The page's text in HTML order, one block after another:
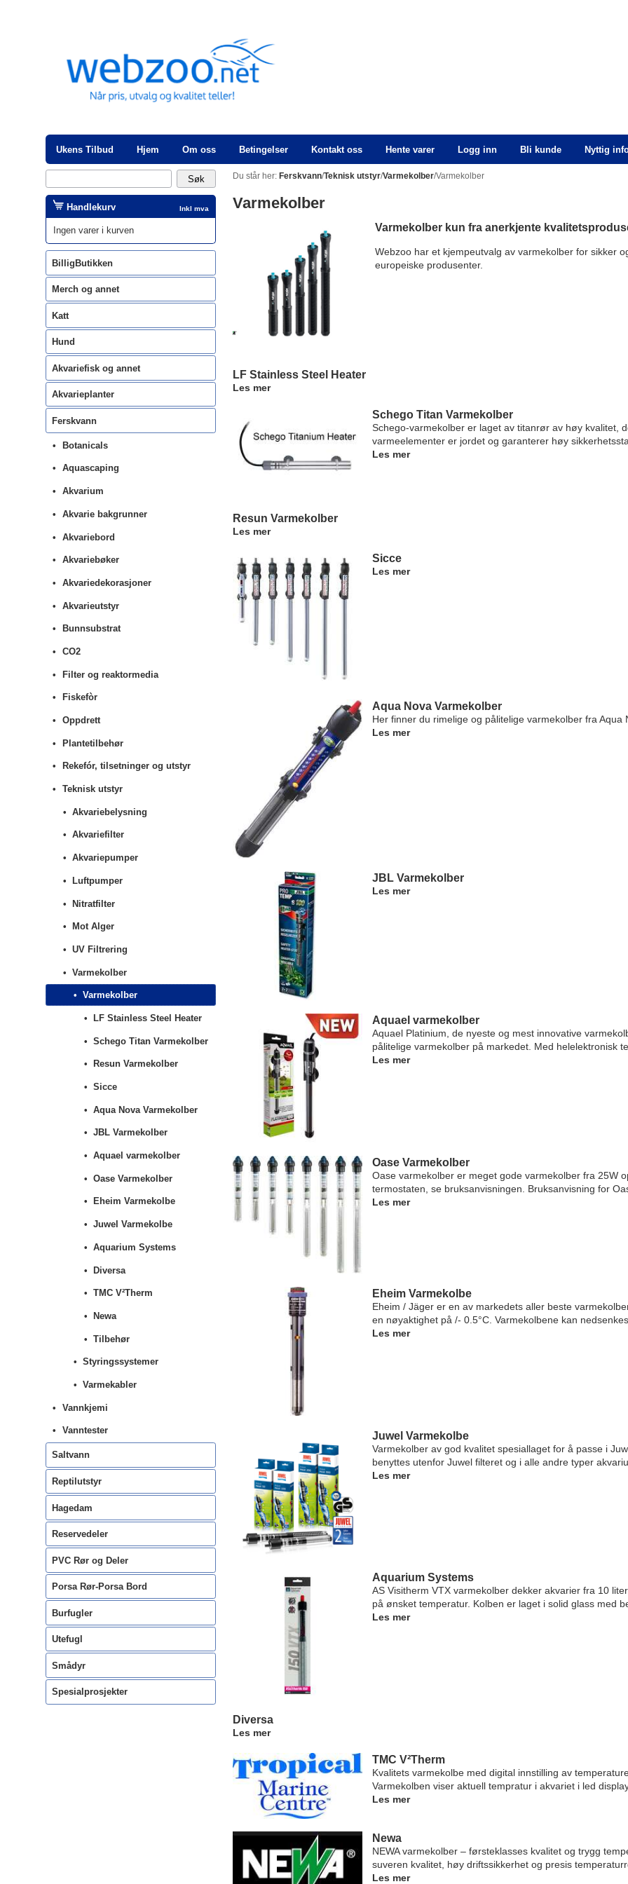
Ukens Tilbud Hjem Om oss Betingelser Kontakt oss Hente varer Logg inn Bli kunde Nyttig
Du står her: Ferskvann/Teknisk utstyr/Varmekolber/Varmekolber
Varmekolber
Varmekolber kun fra anerkjente
Webzoo har et kjempeutvalg av varmekolber for sikker
europeiske produsenter.
LF Stainless Steel Heater
Les mer
Schego Titan Varmekolber
Schego-varmekolber er laget av titanrør av høy kvalitet,
varmeelementer er jordet og garanterer høy
Les mer
Resun Varmekolber
Les mer
Sicce
Les mer
Aqua Nova Varmekolber
Her finner du rimelige og pålitelige varmekolber fra Aqua
Les mer
JBL Varmekolber
Les mer
Aquael varmekolber
Aquael Platinium, de nyeste og mest innovative
pålitelige varmekolber på markedet. Med helelektronisk
Les mer
Oase Varmekolber
Oase varmekolber er meget gode varmekolber fra 25W
termostaten, se bruksanvisningen. Bruksanvisning for
Les mer
Eheim Varmekolbe
Eheim / Jäger er en av markedets aller beste
en nøyaktighet på /- 0.5°C. Varmekolbene kan
Les mer
Juwel Varmekolbe
Varmekolber av god kvalitet spesiallaget for å passe i
benyttes utenfor Juwel filteret og i alle andre typer
Les mer
Aquarium Systems
AS Visitherm VTX varmekolber dekker akvarier fra 10
på ønsket temperatur. Kolben er laget i solid glass med
Les mer
Diversa
Les mer
TMC V²Therm
Kvalitets varmekolbe med digital innstilling av
Varmekolben viser aktuell tempratur i akvariet i led
Les mer
Newa
NEWA varmekolber – førsteklasses kvalitet og trygg
suveren kvalitet, høy driftssikkerhet og presis
Les mer
Inkl mva
Handlekurv
Ingen varer i kurven
BilligButikken
Merch og annet
Katt
Hund
Akvariefisk og annet
Akvarieplanter
Ferskvann
Botanicals
Aquascaping
Akvarium
Akvarie bakgrunner
Akvariebord
Akvariebøker
Akvariedekorasjoner
Akvarieutstyr
Bunnsubstrat
CO2
Filter og reaktormedia
Fiskefòr
Oppdrett
Plantetilbehør
Rekefór, tilsetninger og utstyr
Teknisk utstyr
Akvariebelysning
Akvariefilter
Akvariepumper
Luftpumper
Nitratfilter
Mot Alger
UV Filtrering
Varmekolber
Varmekolber
LF Stainless Steel Heater
Schego Titan Varmekolber
Resun Varmekolber
Sicce
Aqua Nova Varmekolber
JBL Varmekolber
Aquael varmekolber
Oase Varmekolber
Eheim Varmekolbe
Juwel Varmekolbe
Aquarium Systems
Diversa
TMC V²Therm
Newa
Tilbehør
Styringssystemer
Varmekabler
Vannkjemi
Vanntester
Saltvann
Reptilutstyr
Hagedam
Reservedeler
PVC Rør og Deler
Porsa Rør-Porsa Bord
Burfugler
Utefugl
Smådyr
Spesialprosjekter